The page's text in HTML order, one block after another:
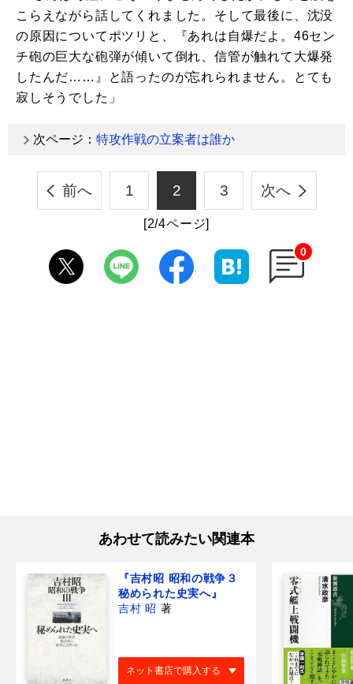
こらえながら話してくれました。そして最後に、沈没
の原因についてポツリと、『あれは自爆だよ。46セン
チ砲の巨大な砲弾が傾いて倒れ、信管が触れて大爆発
したんだ……』と語ったのが忘れられません。とても
寂しそうでした」
次ページ： 特攻作戦の立案者は誰か
前へ 1 2 3 次へ
[2/4ページ]
0
あわせて読みたい関連本
『吉村昭 昭和の戦争３
秘められた史実へ』
吉村 昭 著
ネット書店で購入する